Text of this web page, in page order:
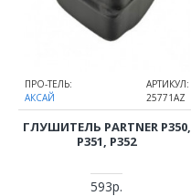
ПРО-ТЕЛЬ:
АКСАЙ
АРТИКУЛ:
25771AZ
ГЛУШИТЕЛЬ PARTNER P350,
P351, P352
593р.